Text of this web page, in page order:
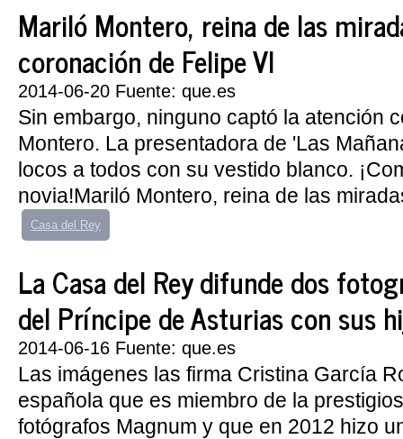
Mariló Montero, reina de las
coronación de Felipe VI
2014-06-20 Fuente: que.es
Sin embargo, ninguno captó la atención
Montero. La presentadora de 'Las
locos a todos con su vestido blanco.
novia!Mariló Montero, reina de las
Casa del Rey
La Casa del Rey difunde dos
del Príncipe de Asturias con sus
2014-06-16 Fuente: que.es
Las imágenes las firma Cristina García
española que es miembro de la
fotógrafos Magnum y que en 2012 hizo